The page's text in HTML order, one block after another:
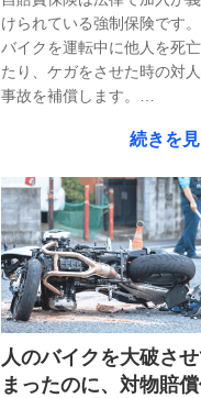
けられている強制保険です。
バイクを運転中に他人を死
たり、ケガをさせた時の対
事故を補償します。…
続きを
人のバイクを大破さ
まったのに、対物賠